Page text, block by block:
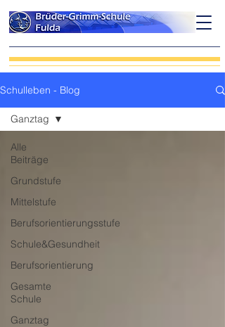
Schulleben - Blog
Alle
Beiträge
Grundstufe
Mittelstufe
Berufsorientierungsstufe
Schule&Gesundheit
Berufsorientierung
Gesamte
Schule
Ganztag
Ganztag